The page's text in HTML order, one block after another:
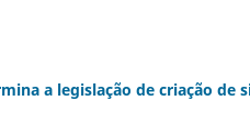
a legislação de criação de